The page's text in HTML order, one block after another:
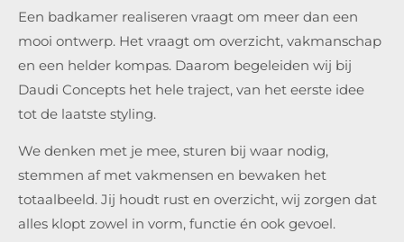
Een badkamer realiseren vraagt om meer dan een
mooi ontwerp. Het vraagt om overzicht, vakmanschap
en een helder kompas. Daarom begeleiden wij bij
Daudi Concepts het hele traject, van het eerste idee
tot de laatste styling.
We denken met je mee, sturen bij waar nodig,
stemmen af met vakmensen en bewaken het
totaalbeeld. Jij houdt rust en overzicht, wij zorgen dat
alles klopt zowel in vorm, functie én ook gevoel.